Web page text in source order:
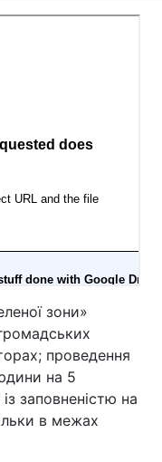
зони»
проведення
на 5
заповненістю на
в межах